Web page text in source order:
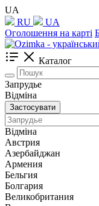
UA
RU
UA
Оголошення на карті
Каталог
Запрудье
Відміна
Застосувати
Відміна
Австрия
Азербайджан
Армения
Бельгия
Болгария
Великобритания